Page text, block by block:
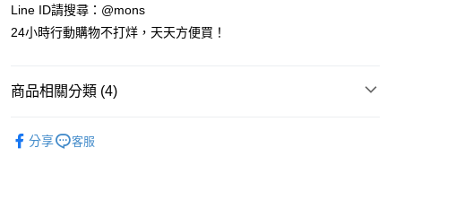
玉山商業銀行
台新國際商業銀行
中國信託商業銀行
聯邦商業銀行
元大商業銀行
永豐商業銀行
台灣樂天信用卡公司
悠遊付
AFTEE先享後付
【關於「AFTEE先享後付」】
ATM付款
Line ID請搜尋：@mons
24小時行動購物不打烊，天天方便買！
商品相關分類 (4)
分享 客服